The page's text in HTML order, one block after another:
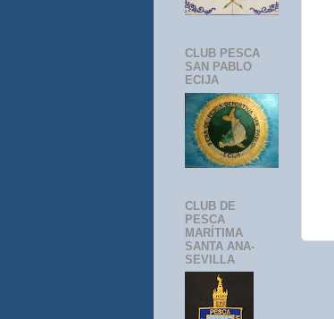
CLUB PESCA
SAN PABLO
ECIJA
CLUB DE
PESCA
MARÍTIMA
SANTA ANA-
SEVILLA